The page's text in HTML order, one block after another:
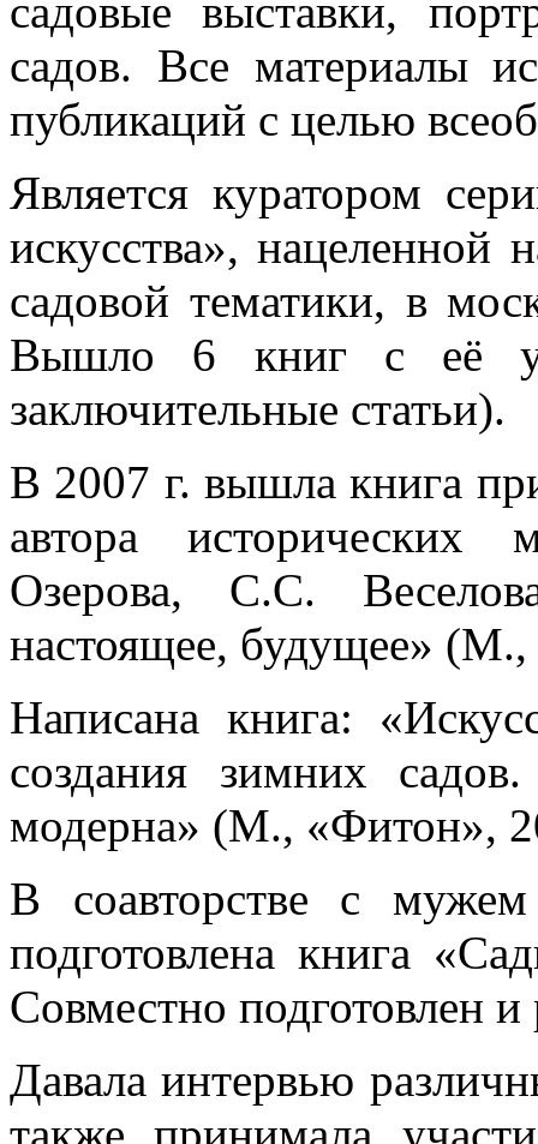
садовые выставки,
садов. Все материалы
публикаций с целью
Является куратором
искусства», нацеленной
садовой тематики, в
Вышло 6 книг с её
заключительные статьи).
В 2007 г. вышла книга
автора исторических
Озерова, С.С.
настоящее, будущее»
Написана книга:
создания зимних
модерна» (М., «Фитон»,
В соавторстве с
подготовлена книга
Совместно подготовлен
Давала интервью